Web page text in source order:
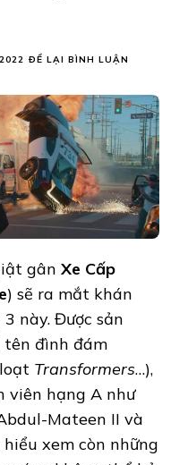
ĐỂ LẠI BÌNH LUẬN
NHỮNG
LÝ
DO
XE
CẤP
CỨU
LÀ
SIÊU
PHẨM
HỘP,
THỂ
LỠ
TẠI
RẠP
gân Xe Cấp
) sẽ ra mắt khán
này. Được sản
đình đám
loạt Transformers…),
viên hạng A như
Mateen II và
xem còn những